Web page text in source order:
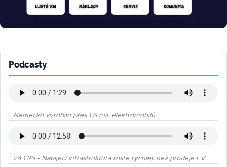
Podcasty
Německo vyrobilo přes 1,6 mil. elektromobilů
24.1.26 - Nabíjecí infrastruktura roste rychleji než prodeje EV